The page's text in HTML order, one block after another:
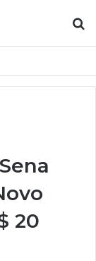
20